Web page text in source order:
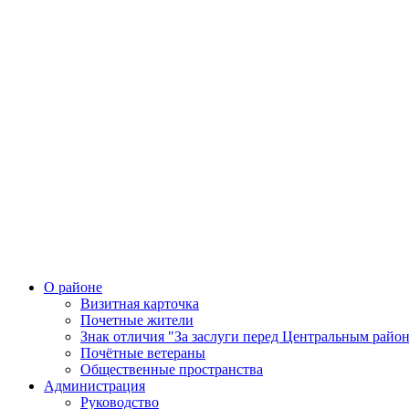
О районе
Визитная карточка
Почетные жители
Знак отличия "За заслуги перед Центральным
Почётные ветераны
Общественные пространства
Администрация
Руководство